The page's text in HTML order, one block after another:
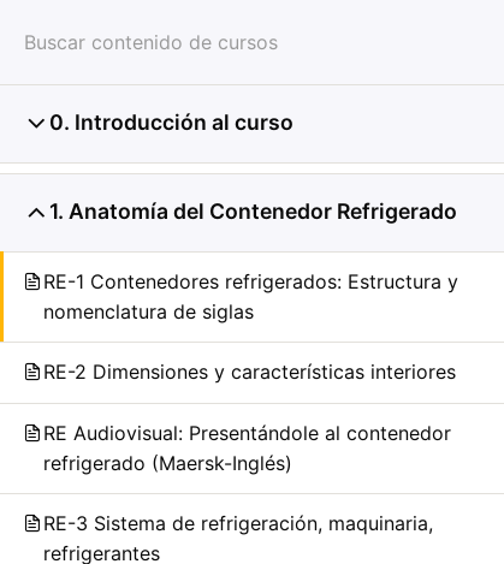
HOME
0. Introducción al curso
1. Anatomía del Contenedor Refrigerado
RE-1 Contenedores refrigerados: Estructura y
nomenclatura de siglas
RE-2 Dimensiones y características interiores
RE Audiovisual: Presentándole al contenedor
refrigerado (Maersk-Inglés)
RE-3 Sistema de refrigeración, maquinaria,
refrigerantes